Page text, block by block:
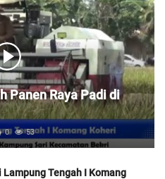
Panen Raya Padi di
0 53
Tengah I Komang